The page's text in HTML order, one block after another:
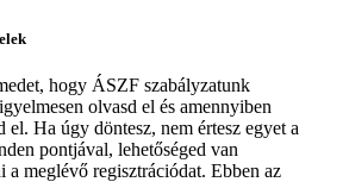
hogy ÁSZF szabályzatunk
olvasd el és amennyiben
el. Ha úgy döntesz, nem értesz egyet a
pontjával, lehetőséged van
a meglévő regisztrációdat. Ebben az